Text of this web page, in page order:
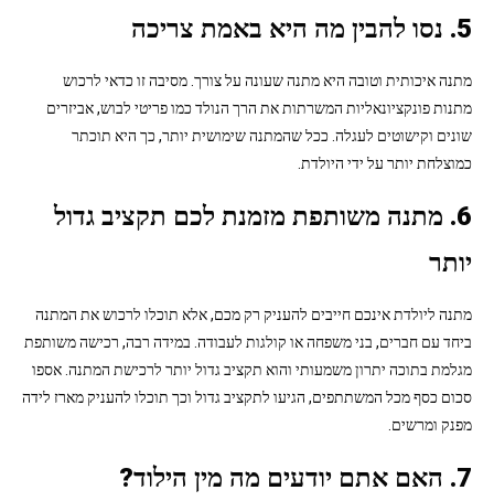
5. נסו להבין מה היא באמת צריכה
מתנה איכותית וטובה היא מתנה שעונה על צורך. מסיבה זו כדאי לרכוש
מתנות פונקציונאליות המשרתות את הרך הנולד כמו פריטי לבוש, אביזרים
שונים וקישוטים לעגלה. ככל שהמתנה שימושית יותר, כך היא תוכתר
כמוצלחת יותר על ידי היולדת.
6. מתנה משותפת מזמנת לכם תקציב גדול
יותר
מתנה ליולדת אינכם חייבים להעניק רק מכם, אלא תוכלו לרכוש את המתנה
ביחד עם חברים, בני משפחה או קולגות לעבודה. במידה רבה, רכישה משותפת
מגלמת בתוכה יתרון משמעותי והוא תקציב גדול יותר לרכישת המתנה. אספו
סכום כסף מכל המשתתפים, הגיעו לתקציב גדול וכך תוכלו להעניק מארז לידה
מפנק ומרשים.
7. האם אתם יודעים מה מין הילוד?